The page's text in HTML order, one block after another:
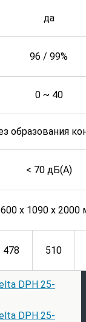
да
96 / 99%
0 ~ 40
образования
< 70 дБ(А)
600 х 1090 х 2000
478 510
DPH 25-
DPH 25-